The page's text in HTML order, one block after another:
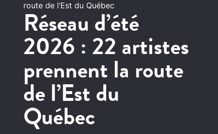
route de l’Est du Québec
Réseau d’été
2026 : 22 artistes
prennent la route
de l’Est du
Québec